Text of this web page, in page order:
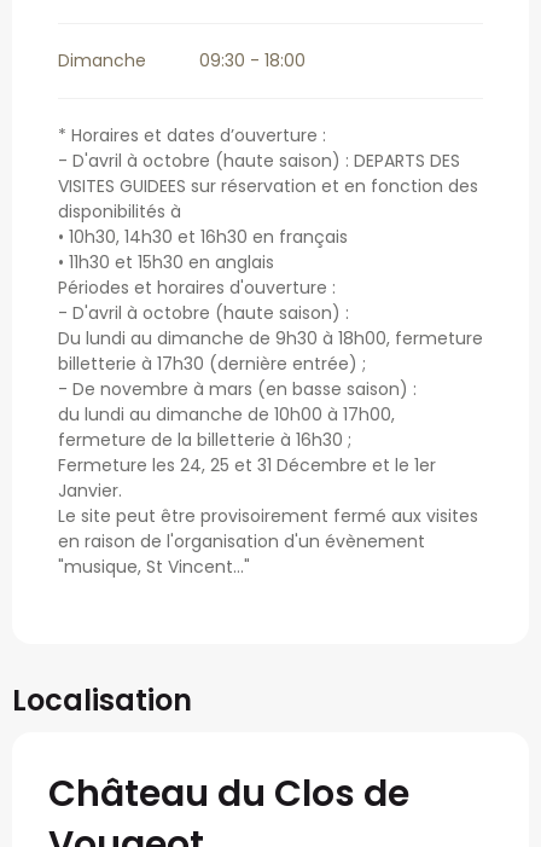
Dimanche 09:30 - 18:00
* Horaires et dates d’ouverture :
- D'avril à octobre (haute saison) : DEPARTS DES
VISITES GUIDEES sur réservation et en fonction des
disponibilités à
• 10h30, 14h30 et 16h30 en français
• 11h30 et 15h30 en anglais
Périodes et horaires d'ouverture :
- D'avril à octobre (haute saison) :
Du lundi au dimanche de 9h30 à 18h00, fermeture
billetterie à 17h30 (dernière entrée) ;
- De novembre à mars (en basse saison) :
du lundi au dimanche de 10h00 à 17h00,
fermeture de la billetterie à 16h30 ;
Fermeture les 24, 25 et 31 Décembre et le 1er
Janvier.
Le site peut être provisoirement fermé aux visites
en raison de l'organisation d'un évènement
"musique, St Vincent..."
Localisation
Château du Clos de